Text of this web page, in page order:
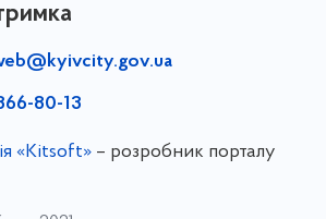
80-13
«Kitsoft»– розробник порталу